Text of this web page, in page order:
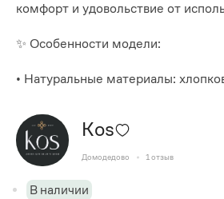
комфорт и удовольствие от
✨ Особенности модели:
• Натуральные материалы:
Kos
Домодедово 1 отзыв
В наличии